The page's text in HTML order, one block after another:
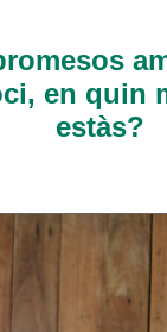
en quin
estàs?